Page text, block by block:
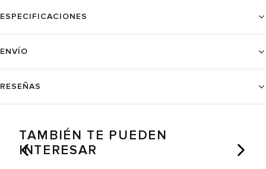
ESPECIFICACIONES
ENVÍO
RESEÑAS
TAMBIÉN TE PUEDEN
INTERESAR